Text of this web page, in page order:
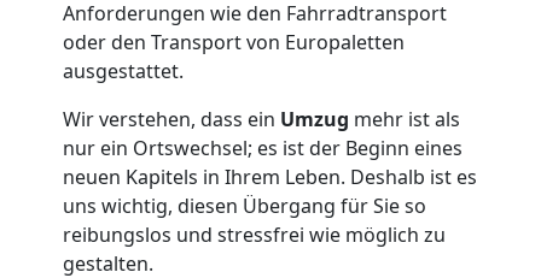
Anforderungen wie den Fahrradtransport
oder den Transport von Europaletten
ausgestattet.
Wir verstehen, dass ein Umzug mehr ist als
nur ein Ortswechsel; es ist der Beginn eines
neuen Kapitels in Ihrem Leben. Deshalb ist es
uns wichtig, diesen Übergang für Sie so
reibungslos und stressfrei wie möglich zu
gestalten.
Umzug
Traun
Mann